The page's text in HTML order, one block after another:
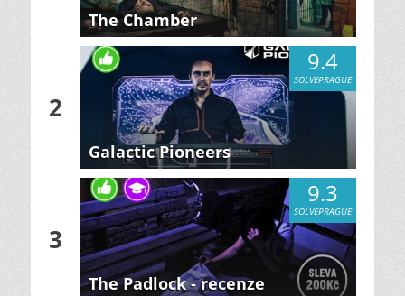
The Chamber
2
9.4
SOLVEPRAGUE
Galactic Pioneers
3
9.3
SOLVEPRAGUE
The Padlock - recenze